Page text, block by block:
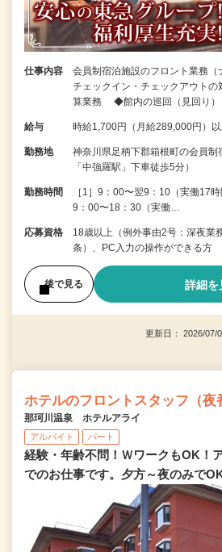
仕事内容
会員制宿泊施設のフロント業務
チェックイン・チェックアウト
算業務 ◆館内の巡回（見回
給与 時給1,700円（月給289,000円）
勤務地
神奈川県足柄下郡箱根町の会員制
「中強羅駅」下車徒歩5分）
勤務時間
［1］9：00〜翌9：10（実働17
9：00〜18：30（実働…
応募資格
18歳以上（例外事由2号：深夜業
条）、PC入力の操作ができる方
後で見る 詳細を
更新日： 2026/
ホテルのフロントスタッフ（夜
那珂川温泉 ホテルアライ
アルバイト パート
経験・年齢不問！ＷワークもOK！
でのお仕事です。夕方～夜のみで